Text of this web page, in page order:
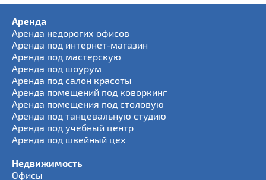
Аренда
Аренда недорогих офисов
Аренда под интернет-магазин
Аренда под мастерскую
Аренда под шоурум
Аренда под салон красоты
Аренда помещений под коворкинг
Аренда помещения под столовую
Аренда под танцевальную студию
Аренда под учебный центр
Аренда под швейный цех
Недвижимость
Офисы